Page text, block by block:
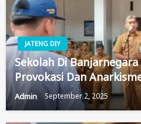
JATENG DIY
Sekolah Di
Provokasi Dan
Admin September 2, 2025